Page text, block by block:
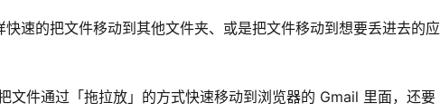
速的把文件移动到其他文件夹、或是把文件移动到想要丢进去的应
文件通过「拖拉放」的方式快速移动到浏览器的 Gmail 里面，还要